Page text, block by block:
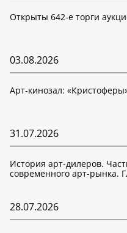
Открыты 642-е торги
03.08.2026
Арт-кинозал:
31.07.2026
История арт-дилеров.
современного арт-рынка.
28.07.2026